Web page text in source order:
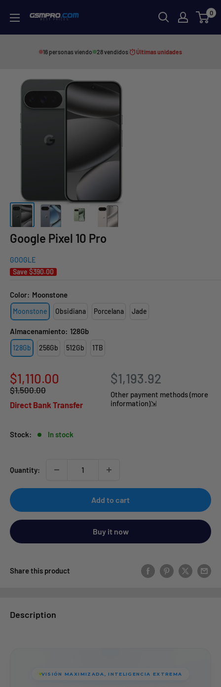
content
GSMPRO.CL
0
16 personas viendo 28 vendidos Últimas unidades
Google Pixel 10 Pro
GOOGLE
Save $390.00
Color: Moonstone
Moonstone Obsidiana Porcelana Jade
Almacenamiento: 128Gb
128Gb 256Gb 512Gb 1TB
Sale
price
$1,110.00
Regular
$1,500.00
Direct Bank Transfer
$1,193.92
Other payment methods (more
information)⇲
Stock: In stock
Quantity:
Add to cart
Buy it now
Share this product
Description
VISIÓN MAXIMIZADA, INTELIGENCIA EXTREMA